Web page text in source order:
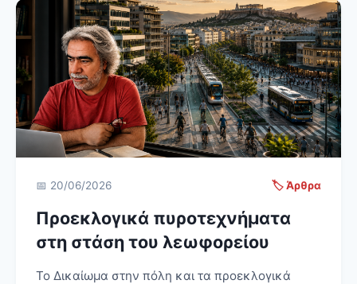
📅 20/06/2026 🏷️ Άρθρα
Προεκλογικά πυροτεχνήματα
στη στάση του λεωφορείου
Το Δικαίωμα στην πόλη και τα προεκλογικά